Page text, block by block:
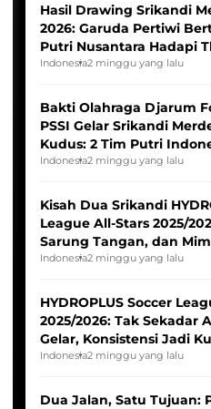
Hasil Drawing Srikandi
2026: Garuda Pertiwi
Putri Nusantara Hadapi
Indonesia2 minggu yang lalu
Bakti Olahraga Djarum
PSSI Gelar Srikandi
Kudus: 2 Tim Putri
Tim Asia
Indonesia2 minggu yang lalu
Kisah Dua Srikandi
League All-Stars 2025/
Sarung Tangan, dan
Pernah Padam
Indonesia2 minggu yang lalu
HYDROPLUS Soccer
2025/2026: Tak Sekadar
Gelar, Konsistensi Jadi
Indonesia2 minggu yang lalu
Dua Jalan, Satu Tujuan: